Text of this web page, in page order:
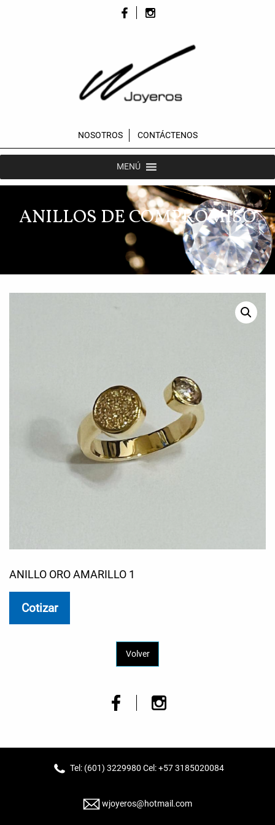
NOSOTROS CONTÁCTENOS
MENÚ
ANILLOS DE COMPROMISO
ANILLO ORO AMARILLO 1
Cotizar
Volver
Tel: (601) 3229980 Cel: +57 3185020084
wjoyeros@hotmail.com